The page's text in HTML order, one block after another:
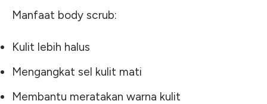
Manfaat body scrub:
Kulit lebih halus
Mengangkat sel kulit mati
Membantu meratakan warna kulit